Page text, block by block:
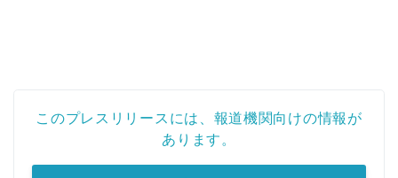
このプレスリリースには、報道機関向けの情報が
あります。